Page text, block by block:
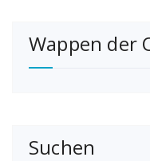
Wappen der
Suchen